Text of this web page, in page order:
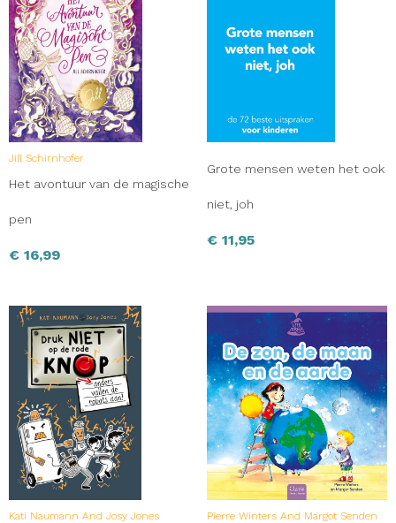
Jill Schirnhofer
Het avontuur van de magische
pen
€ 16,99
Grote mensen weten het ook
niet, joh
€ 11,95
Kati Naumann And Josy Jones Pierre Winters And Margot Senden